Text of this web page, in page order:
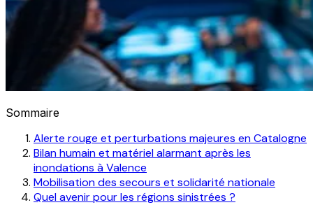
Sommaire
Alerte rouge et perturbations majeures en Catalogne
Bilan humain et matériel alarmant après les
inondations à Valence
Mobilisation des secours et solidarité nationale
Quel avenir pour les régions sinistrées ?